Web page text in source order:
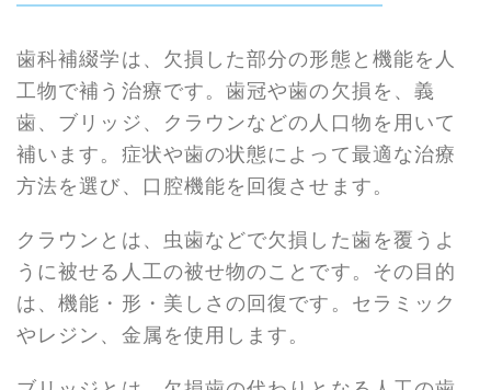
歯科補綴学は、欠損した部分の形態と機能を人
工物で補う治療です。歯冠や歯の欠損を、義
歯、ブリッジ、クラウンなどの人口物を用いて
補います。症状や歯の状態によって最適な治療
方法を選び、口腔機能を回復させます。
クラウンとは、虫歯などで欠損した歯を覆うよ
うに被せる人工の被せ物のことです。その目的
は、機能・形・美しさの回復です。セラミック
やレジン、金属を使用します。